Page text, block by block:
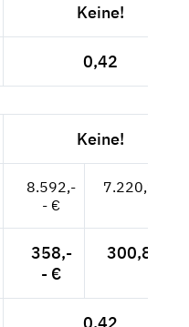
Keine!
0,42
Keine!
8.592,-
- €
7.220,17 €
358,-
- €
300,84 €